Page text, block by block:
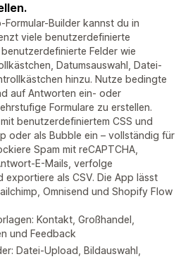
Builder kannst du in
viele benutzerdefinierte
Felder wie
Datumsauswahl, Datei-
hinzu. Nutze bedingte
auf Antworten ein- oder
Formulare zu erstellen.
benutzerdefiniertem CSS und
oder als Bubble ein – vollständig für
Spam mit reCAPTCHA,
E-Mails, verfolge
exportiere als CSV. Die App lässt
Omnisend und Shopify Flow
Kontakt, Großhandel,
und Feedback
Datei-Upload, Bildauswahl,